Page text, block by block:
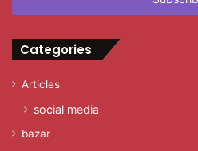
Categories
Articles
social media
bazar